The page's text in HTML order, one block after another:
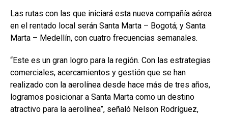
Las rutas con las que iniciará esta nueva compañía aérea
en el rentado local serán Santa Marta – Bogotá; y Santa
Marta – Medellín, con cuatro frecuencias semanales.
“Este es un gran logro para la región. Con las estrategias
comerciales, acercamientos y gestión que se han
realizado con la aerolínea desde hace más de tres años,
logramos posicionar a Santa Marta como un destino
atractivo para la aerolínea”, señaló Nelson Rodríguez,